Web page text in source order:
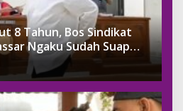
8 Tahun, Bos Sindikat
Ngaku Sudah Suap